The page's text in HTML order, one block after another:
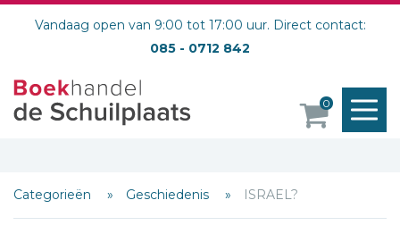
Vandaag open van 9:00 tot 17:00 uur. Direct contact:
085 - 0712 842
0
Categorieën Geschiedenis ISRAEL?